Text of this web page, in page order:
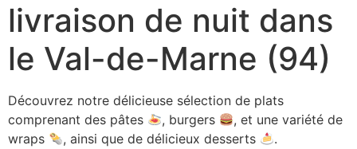
livraison de nuit dans
le Val-de-Marne (94)
Découvrez notre délicieuse sélection de plats
comprenant des pâtes
, burgers
, et une variété de
wraps
, ainsi que de délicieux desserts
.